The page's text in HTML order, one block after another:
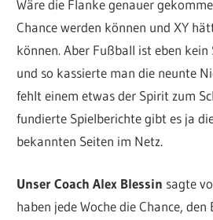
Wäre die Flanke genauer
Chance werden können und XY
können. Aber Fußball ist eben
und so kassierte man die neunte
fehlt einem etwas der Spirit zum
fundierte Spielberichte gibt es ja
bekannten Seiten im Netz.
Unser Coach Alex Blessin sagte
haben jede Woche die Chance,